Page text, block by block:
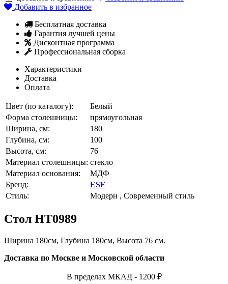
Добавить в избранное
Бесплатная доставка
Гарантия лучшей цены
Дисконтная программа
Профессиональная сборка
Характеристики
Доставка
Оплата
Цвет (по каталогу):
Белый
Форма столешницы:
прямоугольная
Ширина, см:
180
Глубина, см:
100
Высота, см:
76
Материал столешницы: стекло
Материал основания:
МДФ
Бренд:
ESF
Стиль:
Модерн , Современный стиль
Стол HT0989
Ширина 180см, Глубина 180см, Высота 76 см.
Доставка по Москве и Московской области
В пределах МКАД - 1200 ₽